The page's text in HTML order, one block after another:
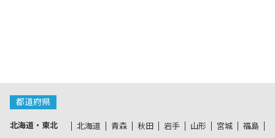
都道府県
北海道・東北 北海道 青森 秋田 岩手 山形 宮城 福島